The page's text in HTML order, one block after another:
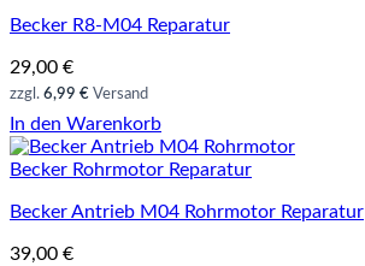
Becker R8-M04 Reparatur
29,00 €
zzgl. 6,99 € Versand
In den Warenkorb
Becker Rohrmotor Reparatur
Becker Antrieb M04 Rohrmotor Reparatur
39,00 €